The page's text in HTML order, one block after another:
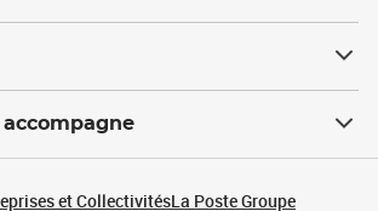
accompagne
et CollectivitésLa Poste Groupe